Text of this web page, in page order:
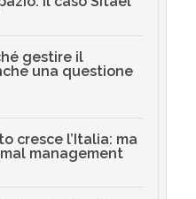
gestire il
una questione
cresce l’Italia: ma
management